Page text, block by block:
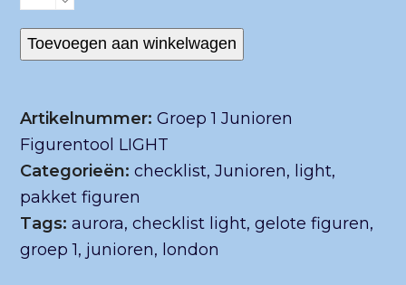
1
Junioren
aantal
Toevoegen aan winkelwagen
Artikelnummer: Groep 1 Junioren
Figurentool LIGHT
Categorieën: checklist,Junioren, light,
pakket figuren
Tags: aurora,checklist light,gelote figuren,
groep 1, junioren, london